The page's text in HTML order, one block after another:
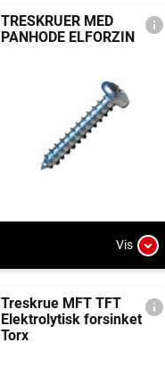
TRESKRUER MED
PANHODE ELFORZIN
Vis
Treskrue MFT TFT
Elektrolytisk forsinket
Torx